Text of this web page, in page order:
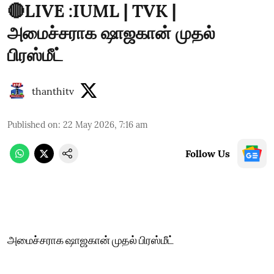
🔴LIVE :IUML | TVK |
அமைச்சராக ஷாஜகான் முதல்
பிரஸ்மீட்
thanthitv
Published on: 22 May 2026, 7:16 am
Follow Us
அமைச்சராக ஷாஜகான் முதல் பிரஸ்மீட்